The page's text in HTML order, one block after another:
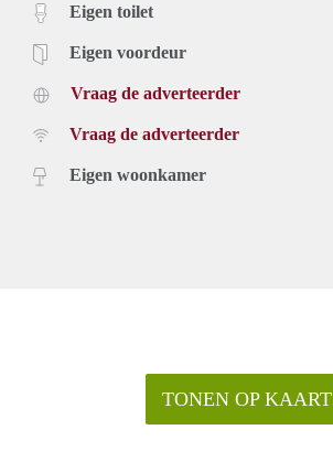
Eigen toilet
Eigen voordeur
Vraag de adverteerder
Vraag de adverteerder
Eigen woonkamer
TONEN OP KAART